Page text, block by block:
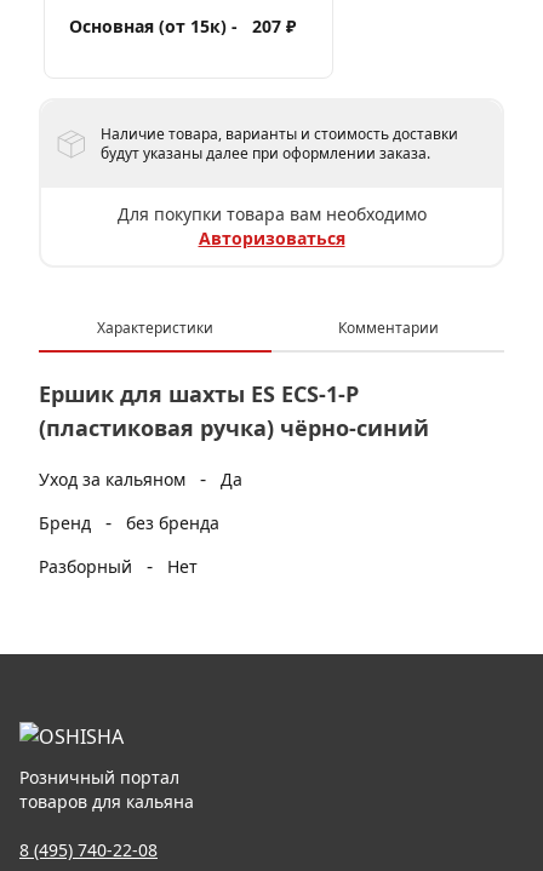
Основная (от 15к) -
207 ₽
Наличие товара, варианты и стоимость доставки
будут указаны далее при оформлении заказа.
Для покупки товара вам необходимо
Авторизоваться
Характеристики Комментарии
Ершик для шахты ES ECS-1-P
(пластиковая ручка) чёрно-синий
Уход за кальяном - Да
Бренд
- без бренда
Разборный
- Нет
Розничный портал
товаров для кальяна
8 (495) 740-22-08